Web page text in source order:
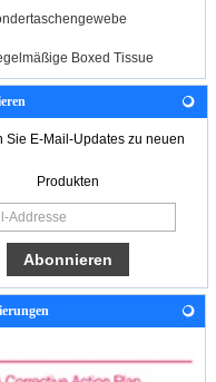
Boxed Tissue
Sie E-Mail-Updates zu neuen
Produkten